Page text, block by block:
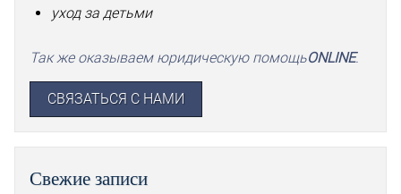
уход за детьми
Так же оказываем юридическую помощьONLINE.
СВЯЗАТЬСЯ С НАМИ
Свежие записи